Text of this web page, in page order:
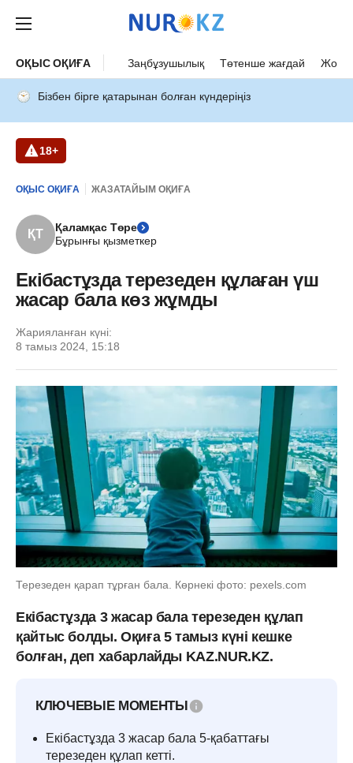
ОҚЫС ОҚИҒА Заңбұзушылық Төтенше жағдай Жол
Бізбен бірге қатарынан болған күндеріңіз
18+
ОҚЫС ОҚИҒА ЖАЗАТАЙЫМ ОҚИҒА
ҚТ
Қаламқас Төре
Бұрынғы қызметкер
Екібастұзда терезеден құлаған үш
жасар бала көз жұмды
Жарияланған күні:
8 тамыз 2024, 15:18
Терезеден қарап тұрған бала. Көрнекі фото: pexels.com
Екібастұзда 3 жасар бала терезеден құлап
қайтыс болды. Оқиға 5 тамыз күні кешке
болған, деп хабарлайды KAZ.NUR.KZ.
КЛЮЧЕВЫЕ МОМЕНТЫ
Екібастұзда 3 жасар бала 5-қабаттағы
терезеден құлап кетті.